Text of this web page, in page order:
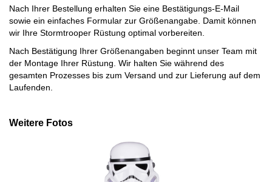
Nach Ihrer Bestellung erhalten Sie eine Bestätigungs-E-Mail
sowie ein einfaches Formular zur Größenangabe. Damit können
wir Ihre Stormtrooper Rüstung optimal vorbereiten.
Nach Bestätigung Ihrer Größenangaben beginnt unser Team mit
der Montage Ihrer Rüstung. Wir halten Sie während des
gesamten Prozesses bis zum Versand und zur Lieferung auf dem
Laufenden.
Weitere Fotos